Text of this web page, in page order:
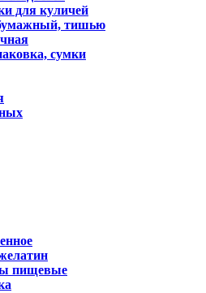
для куличей
тишью
сумки
пищевые